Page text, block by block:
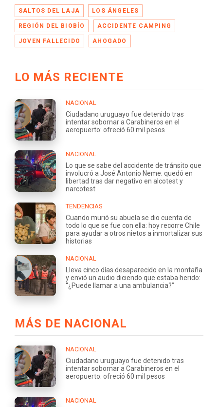
SALTOS DEL LAJA LOS ÁNGELES
REGIÓN DEL BIOBÍO ACCIDENTE CAMPING
JOVEN FALLECIDO AHOGADO
LO MÁS RECIENTE
NACIONAL
Ciudadano uruguayo fue detenido tras
intentar sobornar a Carabineros en el
aeropuerto: ofreció 60 mil pesos
NACIONAL
Lo que se sabe del accidente de tránsito que
involucró a José Antonio Neme: quedó en
libertad tras dar negativo en alcotest y
narcotest
TENDENCIAS
Cuando murió su abuela se dio cuenta de
todo lo que se fue con ella: hoy recorre Chile
para ayudar a otros nietos a inmortalizar sus
historias
NACIONAL
Lleva cinco días desaparecido en la montaña
y envió un audio diciendo que estaba herido:
“¿Puede llamar a una ambulancia?”
MÁS DE NACIONAL
NACIONAL
Ciudadano uruguayo fue detenido tras
intentar sobornar a Carabineros en el
aeropuerto: ofreció 60 mil pesos
NACIONAL